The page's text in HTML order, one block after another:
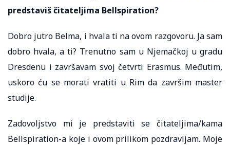
predstaviš čitateljima Bellspiration?
Dobro jutro Belma, i hvala ti na ovom razgovoru. Ja sam
dobro hvala, a ti? Trenutno sam u Njemačkoj u gradu
Dresdenu i završavam svoj četvrti Erasmus. Međutim,
uskoro ću se morati vratiti u Rim da završim master
studije.
Zadovoljstvo mi je predstaviti se čitateljima/kama
Bellspiration-a koje i ovom prilikom pozdravljam. Moje